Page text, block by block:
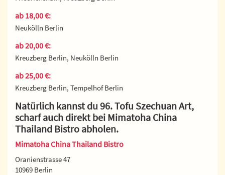
ab 18,00 €:
Neukölln Berlin
ab 20,00 €:
Kreuzberg Berlin, Neukölln Berlin
ab 25,00 €:
Kreuzberg Berlin, Tempelhof Berlin
Natürlich kannst du 96. Tofu Szechuan Art,
scharf auch direkt bei Mimatoha China
Thailand Bistro abholen.
Mimatoha China Thailand Bistro
Oranienstrasse 47
10969 Berlin